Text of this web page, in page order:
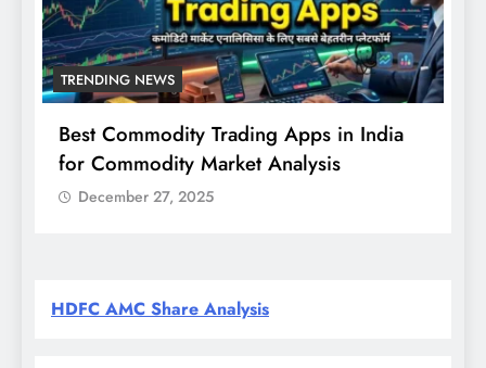
TRENDING NEWS
Best Commodity Trading Apps in India
for Commodity Market Analysis
December 27, 2025
HDFC AMC Share Analysis